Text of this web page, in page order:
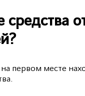
средства
первом месте